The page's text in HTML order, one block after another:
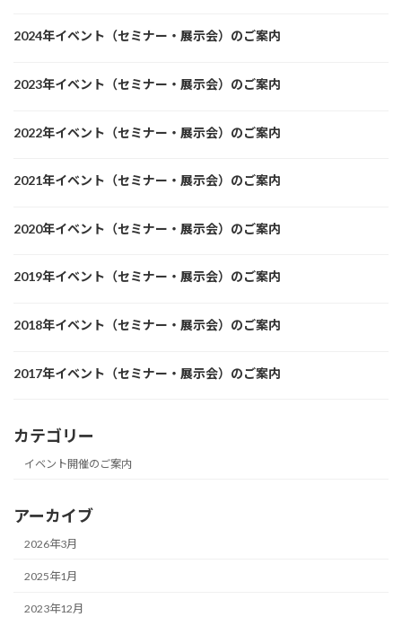
2024年イベント（セミナー・展示会）のご案内
2023年イベント（セミナー・展示会）のご案内
2022年イベント（セミナー・展示会）のご案内
2021年イベント（セミナー・展示会）のご案内
2020年イベント（セミナー・展示会）のご案内
2019年イベント（セミナー・展示会）のご案内
2018年イベント（セミナー・展示会）のご案内
2017年イベント（セミナー・展示会）のご案内
カテゴリー
イベント開催のご案内
アーカイブ
2026年3月
2025年1月
2023年12月